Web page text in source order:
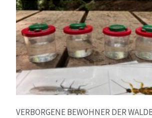
VERBORGENE BEWOHNER DER